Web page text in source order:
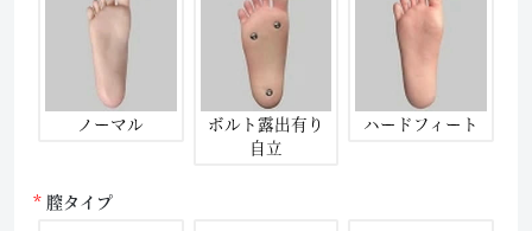
ノーマル
ボルト露出有り
自立
ハードフィート
膣タイプ